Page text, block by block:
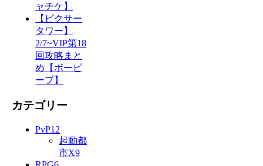
ャチケ】
【ピクサー
タワー】
2/7~VIP第18
回攻略まと
め【ボーピ
ープ】
カテゴリー
PvP12
起動都
市X9